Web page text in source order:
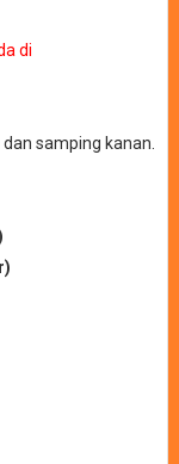
di
samping kanan.